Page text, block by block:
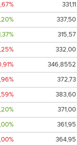
331,11
337,50
315,57
332,00
346,8552
372,73
383,60
371,00
361,95
364,95